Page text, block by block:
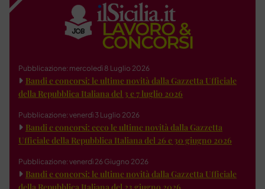
Pubblicazione: mercoledì 8 Luglio 2026
Bandi e concorsi: le ultime novità dalla Gazzetta Ufficiale
della Repubblica Italiana del 3 e 7 luglio 2026
Pubblicazione: venerdì 3 Luglio 2026
Bandi e concorsi: ecco le ultime novità dalla Gazzetta
Ufficiale della Repubblica Italiana del 26 e 30 giugno 2026
Pubblicazione: venerdì 26 Giugno 2026
Bandi e concorsi: le ultime novità dalla Gazzetta Ufficiale